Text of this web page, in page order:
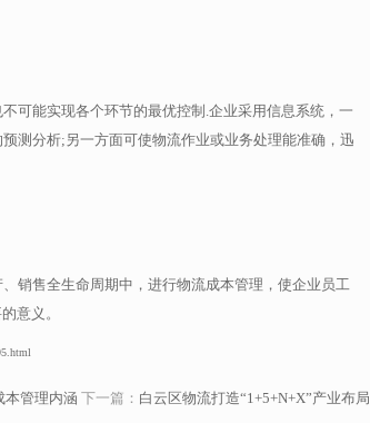
可能实现各个环节的最优控制.企业采用信息系统，一
测分析;另一方面可使物流作业或业务处理能准确，迅
销售全生命周期中，进行物流成本管理，使企业员工
意义。
本管理内涵 下一篇： 白云区物流打造“1+5+N+X”产业布局